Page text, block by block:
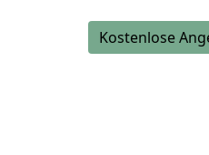
Kostenlose